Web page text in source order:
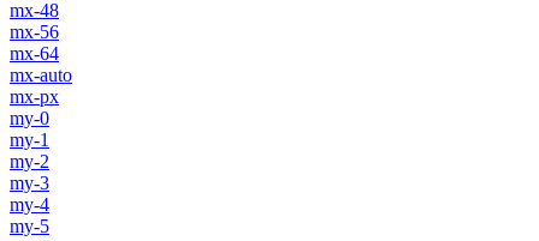
mx-48
mx-56
mx-64
mx-auto
mx-px
my-0
my-1
my-2
my-3
my-4
my-5